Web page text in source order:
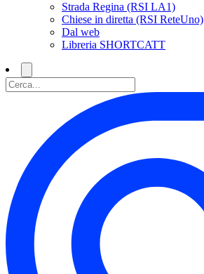
Strada Regina (RSI LA1)
Chiese in diretta (RSI ReteUno)
Dal web
Libreria SHORTCATT